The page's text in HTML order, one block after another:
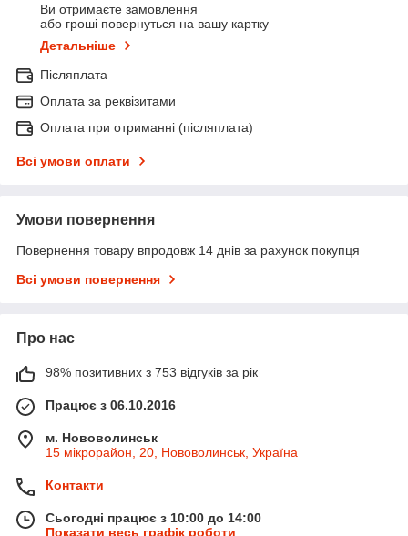
Ви отримаєте замовлення
або гроші повернуться на вашу картку
Детальніше
Післяплата
Оплата за реквізитами
Оплата при отриманні (післяплата)
Всі умови оплати
Умови повернення
Повернення товару впродовж 14 днів за рахунок покупця
Всі умови повернення
Про нас
98% позитивних з 753 відгуків за рік
Працює з 06.10.2016
м. Нововолинськ
15 мікрорайон, 20, Нововолинськ, Україна
Контакти
Сьогодні працює з 10:00 до 14:00
Показати весь графік роботи